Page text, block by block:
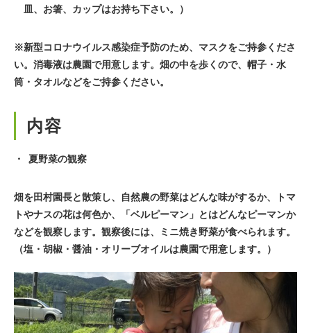
皿、お箸、カップはお持ち下さい。）
※新型コロナウイルス感染症予防のため、マスクをご持参くださ
い。消毒液は農園で用意します。畑の中を歩くので、帽子・水
筒・タオルなどをご持参ください。
内容
夏野菜の観察
畑を田村園長と散策し、自然農の野菜はどんな味がするか、トマ
トやナスの花は何色か、「ベルピーマン」とはどんなピーマンか
などを観察します。観察後には、ミニ焼き野菜が食べられます。
（塩・胡椒・醤油・オリーブオイルは農園で用意します。）